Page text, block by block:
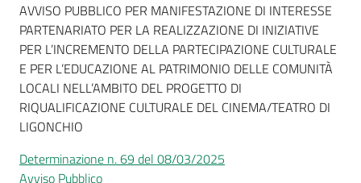
AVVISO PUBBLICO PER MANIFESTAZIONE DI INTERESSE
PARTENARIATO PER LA REALIZZAZIONE DI INIZIATIVE
PER L’INCREMENTO DELLA PARTECIPAZIONE CULTURALE
E PER L’EDUCAZIONE AL PATRIMONIO DELLE COMUNITÀ
LOCALI NELL’AMBITO DEL PROGETTO DI
RIQUALIFICAZIONE CULTURALE DEL CINEMA/TEATRO DI
LIGONCHIO
Determinazione n. 69 del 08/03/2025
Avviso Pubblico